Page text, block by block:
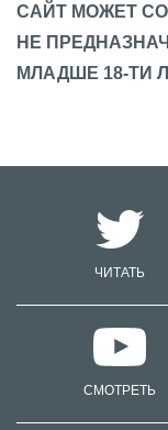
САЙТ МОЖЕТ
НЕ
МЛАДШЕ 18-ТИ
ЧИТАТЬ
СМОТРЕТЬ